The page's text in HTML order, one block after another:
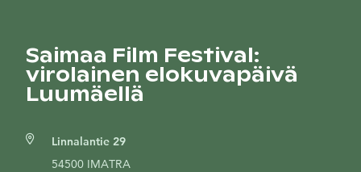
Saimaa Film Festival:
virolainen elokuvapäivä
Luumäellä
Linnalantie 29
54500 IMATRA